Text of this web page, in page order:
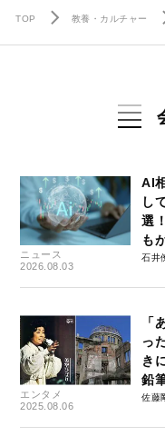
TOP 教養・カルチャー
ニュース
2026.08.03
AI
し
選
も
石井
エンタメ
2025.08.06
「
っ
き
鉛
佐藤